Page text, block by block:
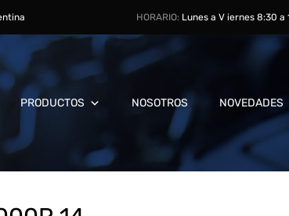
HORARIO: Lunes a V iernes 8:30 a
PRODUCTOS NOSOTROS NOVEDADES